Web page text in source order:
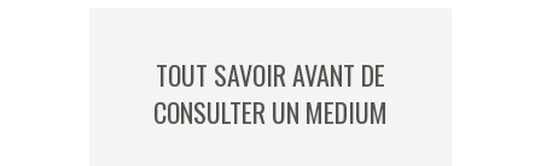
TOUT SAVOIR AVANT DE
CONSULTER UN MEDIUM